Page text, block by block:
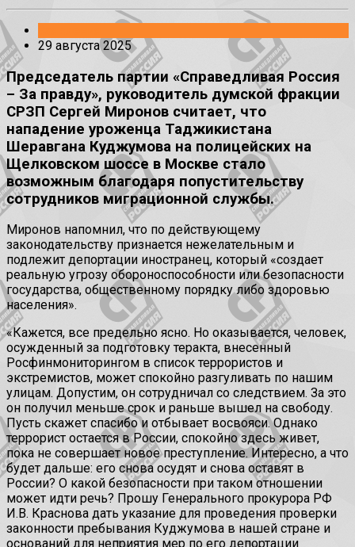
29 августа 2025
Председатель партии «Справедливая Россия
– За правду», руководитель думской фракции
СРЗП Сергей Миронов считает, что
нападение уроженца Таджикистана
Шеравгана Куджумова на полицейских на
Щелковском шоссе в Москве стало
возможным благодаря попустительству
сотрудников миграционной службы.
Миронов напомнил, что по действующему
законодательству признается нежелательным и
подлежит депортации иностранец, который «создает
реальную угрозу обороноспособности или безопасности
государства, общественному порядку либо здоровью
населения».
«Кажется, все предельно ясно. Но оказывается, человек,
осужденный за подготовку теракта, внесенный
Росфинмониторингом в список террористов и
экстремистов, может спокойно разгуливать по нашим
улицам. Допустим, он сотрудничал со следствием. За это
он получил меньше срок и раньше вышел на свободу.
Пусть скажет спасибо и отбывает восвояси. Однако
террорист остается в России, спокойно здесь живет,
пока не совершает новое преступление. Интересно, а что
будет дальше: его снова осудят и снова оставят в
России? О какой безопасности при таком отношении
может идти речь? Прошу Генерального прокурора РФ
И.В. Краснова дать указание для проведения проверки
законности пребывания Куджумова в нашей стране и
оснований для неприятия мер по его депортации